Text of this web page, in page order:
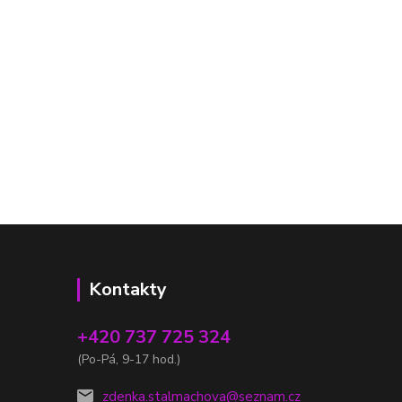
Kontakty
+420 737 725 324
(Po-Pá, 9-17 hod.)
zdenka.stalmachova@seznam.cz